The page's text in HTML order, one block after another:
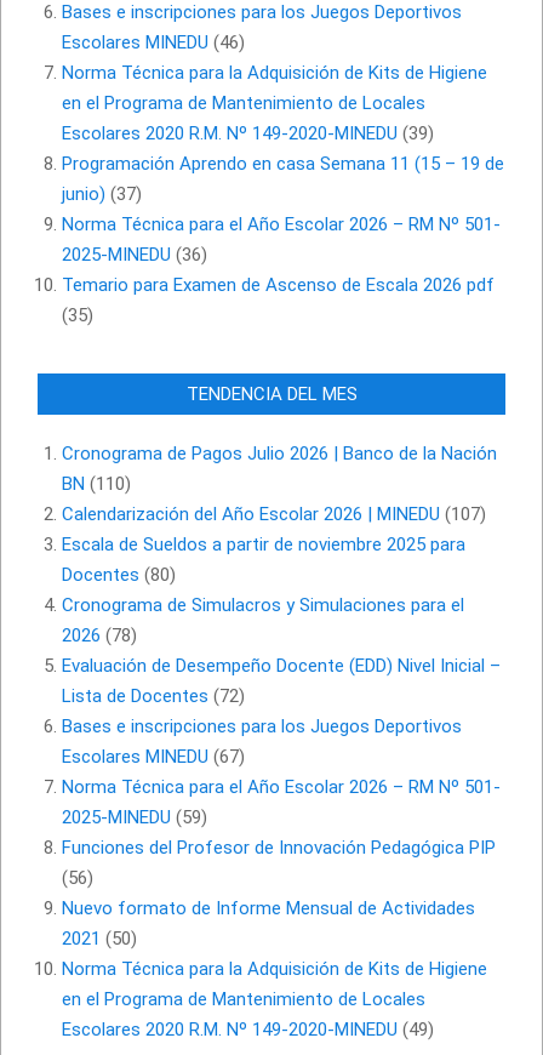
Bases e inscripciones para los Juegos Deportivos
Escolares MINEDU (46)
Norma Técnica para la Adquisición de Kits de Higiene
en el Programa de Mantenimiento de Locales
Escolares 2020 R.M. Nº 149-2020-MINEDU (39)
Programación Aprendo en casa Semana 11 (15 – 19 de
junio) (37)
Norma Técnica para el Año Escolar 2026 – RM Nº 501-
2025-MINEDU (36)
Temario para Examen de Ascenso de Escala 2026 pdf
(35)
TENDENCIA DEL MES
Cronograma de Pagos Julio 2026 | Banco de la Nación
BN (110)
Calendarización del Año Escolar 2026 | MINEDU (107)
Escala de Sueldos a partir de noviembre 2025 para
Docentes (80)
Cronograma de Simulacros y Simulaciones para el
2026 (78)
Evaluación de Desempeño Docente (EDD) Nivel Inicial –
Lista de Docentes (72)
Bases e inscripciones para los Juegos Deportivos
Escolares MINEDU (67)
Norma Técnica para el Año Escolar 2026 – RM Nº 501-
2025-MINEDU (59)
Funciones del Profesor de Innovación Pedagógica PIP
(56)
Nuevo formato de Informe Mensual de Actividades
2021 (50)
Norma Técnica para la Adquisición de Kits de Higiene
en el Programa de Mantenimiento de Locales
Escolares 2020 R.M. Nº 149-2020-MINEDU (49)